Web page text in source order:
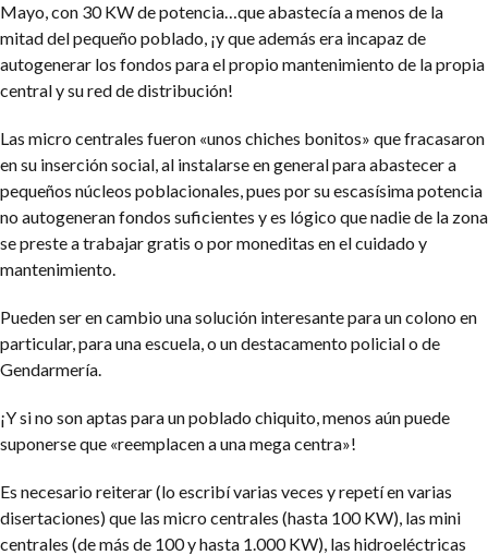
Mayo, con 30 KW de potencia…que abastecía a menos de la
mitad del pequeño poblado, ¡y que además era incapaz de
autogenerar los fondos para el propio mantenimiento de la propia
central y su red de distribución!
Las micro centrales fueron «unos chiches bonitos» que fracasaron
en su inserción social, al instalarse en general para abastecer a
pequeños núcleos poblacionales, pues por su escasísima potencia
no autogeneran fondos suficientes y es lógico que nadie de la zona
se preste a trabajar gratis o por moneditas en el cuidado y
mantenimiento.
Pueden ser en cambio una solución interesante para un colono en
particular, para una escuela, o un destacamento policial o de
Gendarmería.
¡Y si no son aptas para un poblado chiquito, menos aún puede
suponerse que «reemplacen a una mega centra»!
Es necesario reiterar (lo escribí varias veces y repetí en varias
disertaciones) que las micro centrales (hasta 100 KW), las mini
centrales (de más de 100 y hasta 1.000 KW), las hidroeléctricas